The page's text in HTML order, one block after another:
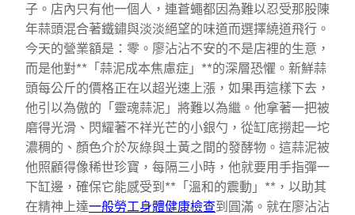
子。店內只有他一個人，連蒼蠅都因為難以忍受那股陳
年蒜頭混合著鐵鏽與淡淡絕望的味道而選擇繞道飛行。
今天的營業額是：零。廖沾沾不安的不是店裡的生意，
而是他對**「蒜泥成本焦慮症」**的深層恐懼。新鮮蒜
頭每公斤的價格正在以超光速上漲，如果再這樣下去，
他引以為傲的「靈魂蒜泥」將難以為繼。他拿著一把被
磨得光滑、閃耀著不祥光芒的小銀勺，從缸底撈起一坨
濃稠的、顏色介於灰綠與土黃之間的發酵物。這蒜泥被
他照顧得像稀世珍寶，每隔三小時，他就要用手指彈一
下缸邊，確保它能感受到**「溫和的震動」**，以助其
在精神上達一般勞工身體健康檢查到圓滿。就在廖沾沾